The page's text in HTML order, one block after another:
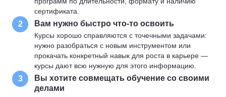
сертификата.
2 Вам нужно быстро что-то освоить
Курсы хорошо справляются с точечными задачами:
нужно разобраться с новым инструментом или
прокачать конкретный навык для роста в карьере —
курсы дают всю нужную для этого информацию.
3
Вы хотите совмещать обучение со своими
делами